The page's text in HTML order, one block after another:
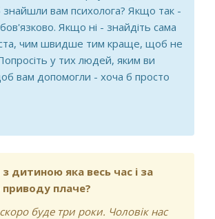
знайшли вам психолога? Якщо так -
Якщо ні - знайдіть сама
чим швидше тим краще, щоб не
у тих людей, яким ви
вам допомогли - хоча б просто
Як знову відчути емоції?
дитиною яка весь час і за
плаче?
буде три роки. Чоловік нас